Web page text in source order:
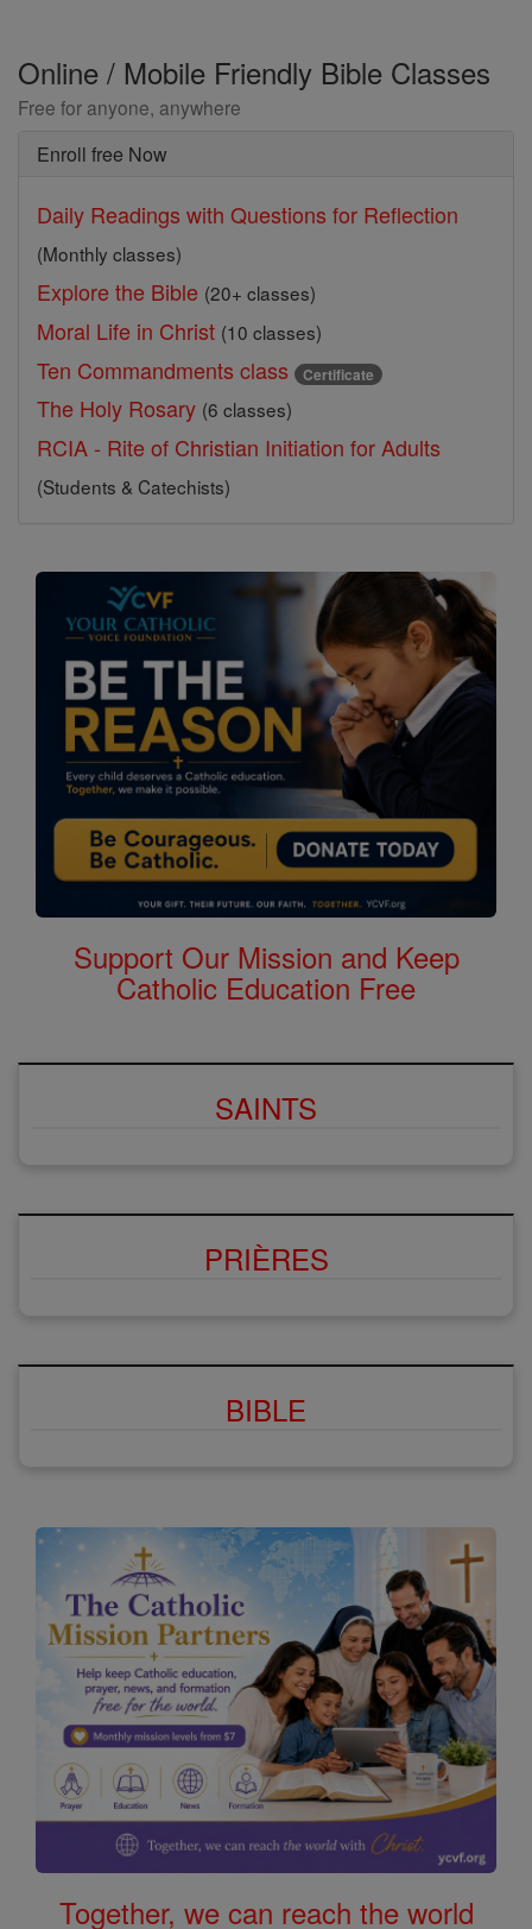
Online / Mobile Friendly Bible Classes
Free for anyone, anywhere
Enroll free Now
Daily Readings with Questions for Reflection
(Monthly classes)
Explore the Bible (20+ classes)
Moral Life in Christ (10 classes)
Ten Commandments class Certificate
The Holy Rosary (6 classes)
RCIA - Rite of Christian Initiation for Adults
(Students & Catechists)
Support Our Mission and Keep
Catholic Education Free
SAINTS
PRIÈRES
BIBLE
Together, we can reach the world